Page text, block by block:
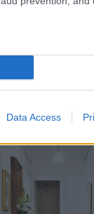
Data Access